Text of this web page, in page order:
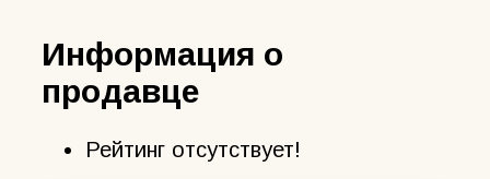
Информация о
продавце
Рейтинг отсутствует!